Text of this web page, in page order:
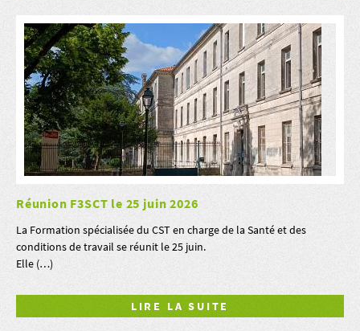
Réunion F3SCT le 25 juin 2026
La Formation spécialisée du CST en charge de la Santé et des
conditions de travail se réunit le 25 juin.
Elle (…)
LIRE LA SUITE